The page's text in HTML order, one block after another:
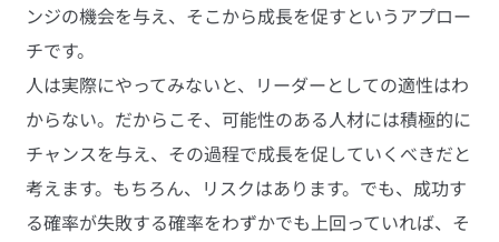
ンジの機会を与え、そこから成長を促すというアプロー
チです。
人は実際にやってみないと、リーダーとしての適性はわ
からない。だからこそ、可能性のある人材には積極的に
チャンスを与え、その過程で成長を促していくべきだと
考えます。もちろん、リスクはあります。でも、成功す
る確率が失敗する確率をわずかでも上回っていれば、そ